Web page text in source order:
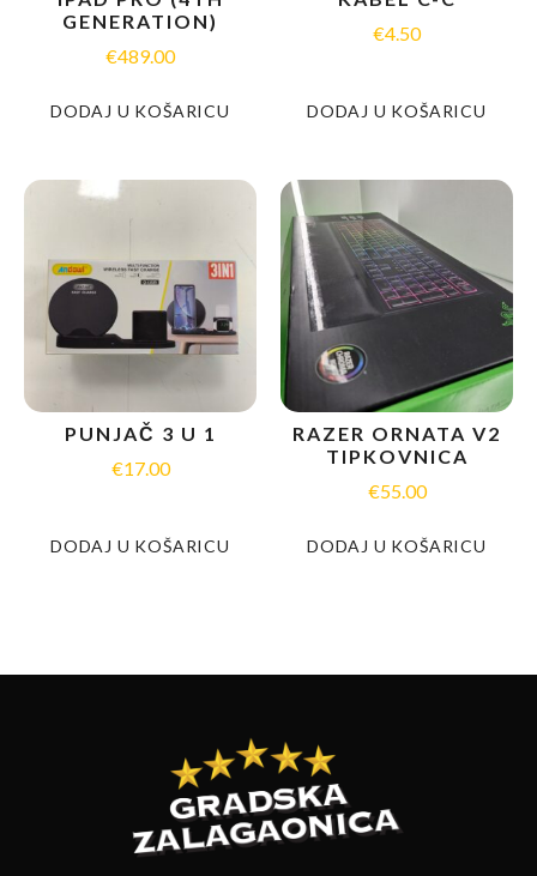
GENERATION)
€489.00
DODAJ U KOŠARICU
€4.50
DODAJ U KOŠARICU
PUNJAČ 3 U 1
€17.00
DODAJ U KOŠARICU
RAZER ORNATA V2
TIPKOVNICA
€55.00
DODAJ U KOŠARICU